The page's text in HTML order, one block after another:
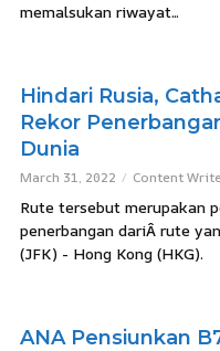
memalsukan riwayat...
Hindari Rusia,
Rekor
Dunia
March 31, 2022 Content
Rute tersebut merupakan
penerbangan dariÂ rute
(JFK) - Hong Kong (HKG).
ANA Pensiunkan